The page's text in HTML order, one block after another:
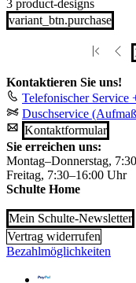
3 product-designs
variant_btn.purchase
Kontaktieren Sie uns!
Telefonischer Service
Duschservice
Kontaktformular
Sie erreichen uns:
Montag–Donnerstag,
Freitag, 7:30–16:00 Uhr
Schulte Home
Mein Schulte-Newsletter
Vertrag widerrufen
Bezahlmöglichkeiten